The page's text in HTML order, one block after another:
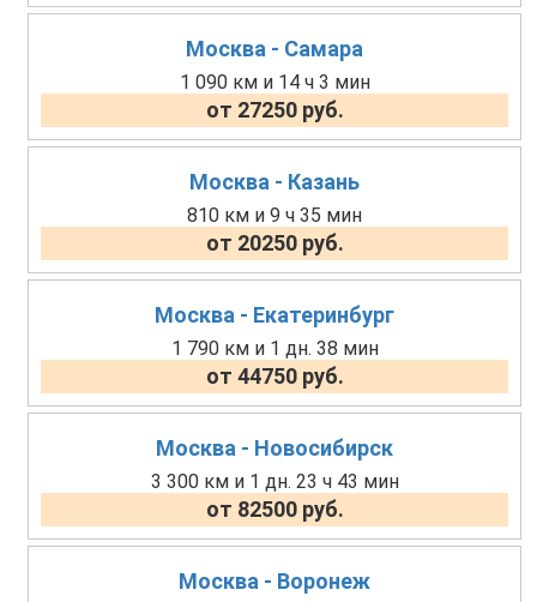
Москва - Самара
1 090 км и 14 ч 3 мин
от 27250 руб.
Москва - Казань
810 км и 9 ч 35 мин
от 20250 руб.
Москва - Екатеринбург
1 790 км и 1 дн. 38 мин
от 44750 руб.
Москва - Новосибирск
3 300 км и 1 дн. 23 ч 43 мин
от 82500 руб.
Москва - Воронеж